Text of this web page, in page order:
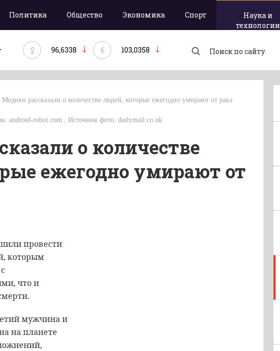
Политика Общество Экономика Спорт
Наука и
технологии
$ 96,6338 € 103,0358
Медики рассказали о количестве людей, которые ежегодно умирают от рака
android-robot.com , Источник фото: dailymail.co.uk
о количестве
ежегодно умирают от
провести
которым
что и
мужчина и
на планете